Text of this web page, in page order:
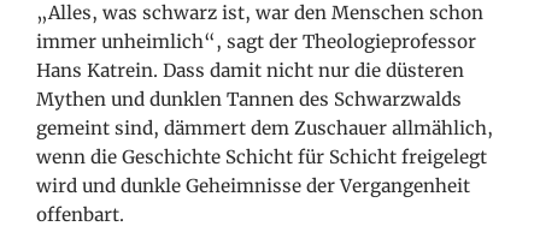
„Alles, was schwarz ist, war den Menschen schon
immer unheimlich“, sagt der Theologieprofessor
Hans Katrein. Dass damit nicht nur die düsteren
Mythen und dunklen Tannen des Schwarzwalds
gemeint sind, dämmert dem Zuschauer allmählich,
wenn die Geschichte Schicht für Schicht freigelegt
wird und dunkle Geheimnisse der Vergangenheit
offenbart.